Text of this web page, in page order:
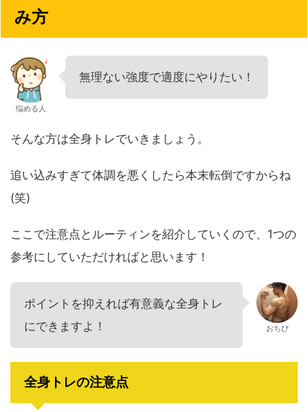
み方
悩める人
無理ない強度で適度にやりたい！
そんな方は全身トレでいきましょう。
追い込みすぎて体調を悪くしたら本末転倒ですからね
(笑)
ここで注意点とルーティンを紹介していくので、1つの
参考にしていただければと思います！
ポイントを抑えれば有意義な全身トレ
にできますよ！
おちび
全身トレの注意点